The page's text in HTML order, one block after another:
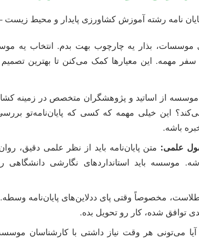
موسسات، بذار یه چارچوب بهت بدم. انتخاب یه
مهمه. این معیارها کمک می‌کنن تا بهترین تصمیم
موسسه از اساتید و پژوهشگران متخصص در زمینه
این خیلی مهمه که کسی که پایان‌نامه‌تو
باشه.
علمی: متن پایان‌نامه باید از نظر علمی دقیق،
موسسه باید استانداردهای نگارشی دانشگاهی
مخصوصاً وقتی پای ددلاین‌های پایان‌نامه
توافق شده، کار رو تحویل بده.
آیا می‌تونی هر وقت نیاز داشتی با کارشناسان